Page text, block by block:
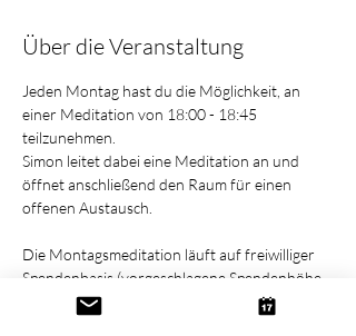
Über die Veranstaltung
Jeden Montag hast du die Möglichkeit, an
einer Meditation von 18:00 - 18:45
teilzunehmen.
Simon leitet dabei eine Meditation an und
öffnet anschließend den Raum für einen
offenen Austausch.
Die Montagsmeditation läuft auf freiwilliger
Spendenbasis (vorgeschlagene Spendenhöhe
ist 9,00 €).